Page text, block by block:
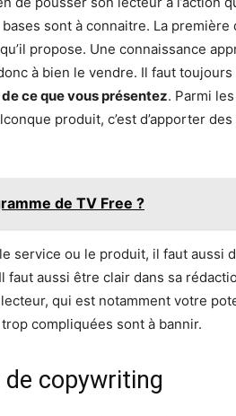
sont à connaitre. La première
qu’il propose. Une connaissance
à bien le vendre. Il faut toujours
ce que vous présentez. Parmi
produit, c’est d’apporter
de TV Free ?
service ou le produit, il faut aussi
aussi être clair dans sa
qui est notamment votre
compliquées sont à bannir.
copywriting